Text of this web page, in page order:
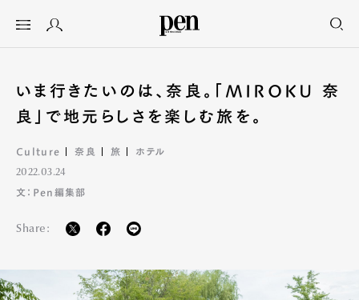
いま行きたいのは、奈良。「MIROKU 奈
良」で地元らしさを楽しむ旅を。
Culture 奈良 旅 ホテル
2022.03.24
文：Pen編集部
Share: